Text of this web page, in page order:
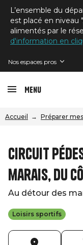
L’ensemble du
est placé en niveau
alimentés par le
d'information en
Nos espaces pros
Menu
Accueil Préparer
Circuit
marais, du
Au détour des
Loisirs sportifs